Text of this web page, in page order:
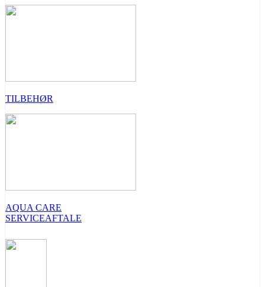
TILBEHØR
AQUA CARE
SERVICEAFTALE